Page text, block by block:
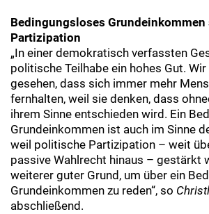
Bedingungsloses
Partizipation
„In einer demokratisch verfassten
politische Teilhabe ein hohes Gut.
gesehen, dass sich immer mehr
fernhalten, weil sie denken, dass
ihrem Sinne entschieden wird. Ein
Grundeinkommen ist auch im Sinne
weil politische Partizipation – weit
passive Wahlrecht hinaus – gestärkt
weiterer guter Grund, um über ein
Grundeinkommen zu reden“, so
abschließend.